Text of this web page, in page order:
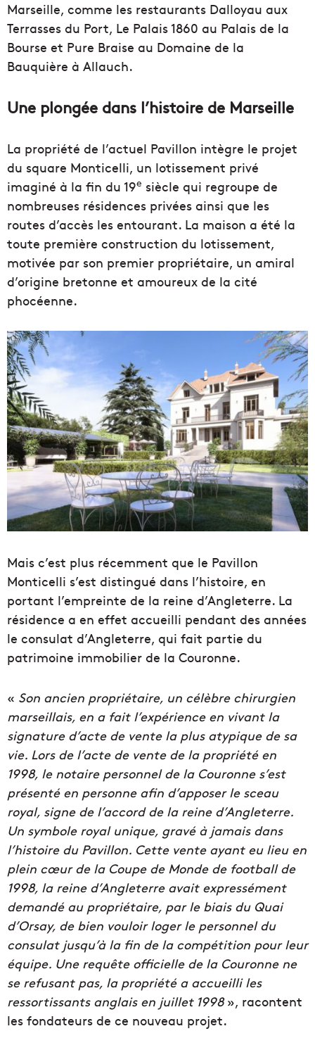
Marseille, comme les restaurants Dalloyau aux
Terrasses du Port, Le Palais 1860 au Palais de la
Bourse et Pure Braise au Domaine de la
Bauquière à Allauch.
Une plongée dans l’histoire de Marseille
La propriété de l’actuel Pavillon intègre le projet
du square Monticelli, un lotissement privé
imaginé à la fin du 19e siècle qui regroupe de
nombreuses résidences privées ainsi que les
routes d’accès les entourant. La maison a été la
toute première construction du lotissement,
motivée par son premier propriétaire, un amiral
d’origine bretonne et amoureux de la cité
phocéenne.
Mais c’est plus récemment que le Pavillon
Monticelli s’est distingué dans l’histoire, en
portant l’empreinte de la reine d’Angleterre. La
résidence a en effet accueilli pendant des années
le consulat d’Angleterre, qui fait partie du
patrimoine immobilier de la Couronne.
« Son ancien propriétaire, un célèbre chirurgien
marseillais, en a fait l’expérience en vivant la
signature d’acte de vente la plus atypique de sa
vie. Lors de l’acte de vente de la propriété en
1998, le notaire personnel de la Couronne s’est
présenté en personne afin d’apposer le sceau
royal, signe de l’accord de la reine d’Angleterre.
Un symbole royal unique, gravé à jamais dans
l’histoire du Pavillon. Cette vente ayant eu lieu en
plein cœur de la Coupe de Monde de football de
1998, la reine d’Angleterre avait expressément
demandé au propriétaire, par le biais du Quai
d’Orsay, de bien vouloir loger le personnel du
consulat jusqu’à la fin de la compétition pour leur
équipe. Une requête officielle de la Couronne ne
se refusant pas, la propriété a accueilli les
ressortissants anglais en juillet 1998», racontent
les fondateurs de ce nouveau projet.